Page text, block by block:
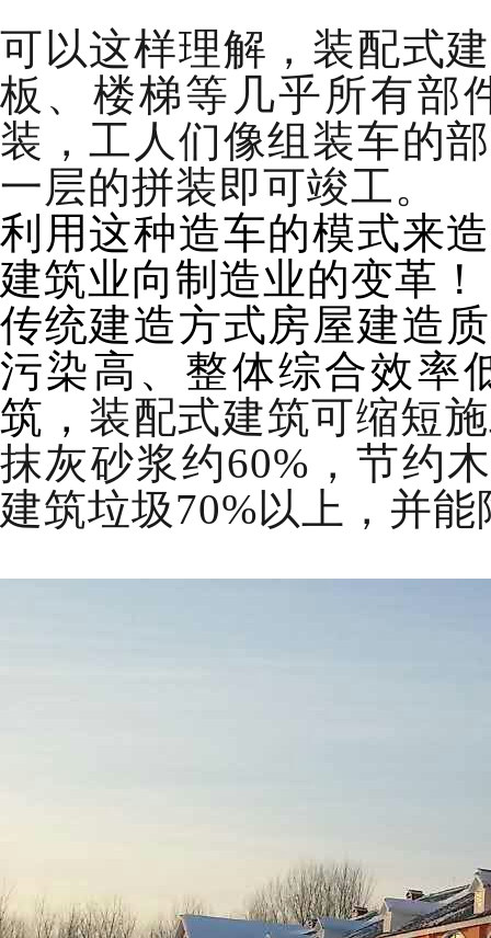
可以这样理解，装配式
板、楼梯等几乎所有部
装，工人们像组装车的
一层的拼装即可竣工。
利用这种造车的模式来
建筑业向制造业的变革！
传统建造方式房屋建造
污染高、整体综合效率
筑 ， 装配式建筑可缩短
抹灰砂浆约60%，节约
建筑垃圾70%以上，并